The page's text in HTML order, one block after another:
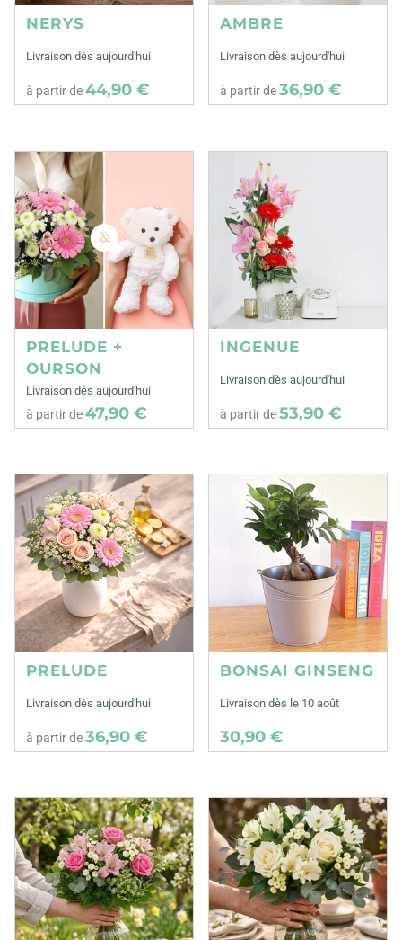
NERYS
Livraison dès aujourd'hui
à partir de44,90 €
AMBRE
Livraison dès aujourd'hui
à partir de36,90 €
PRELUDE +
OURSON
Livraison dès aujourd'hui
à partir de47,90 €
INGENUE
Livraison dès aujourd'hui
à partir de53,90 €
PRELUDE
Livraison dès aujourd'hui
à partir de36,90 €
BONSAI GINSENG
Livraison dès le 10 août
30,90 €